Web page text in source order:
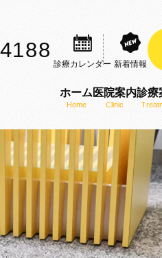
診療カレンダー 新着情報
ホーム
Home
医院案内
Clinic
KAZ矯正歯科の特徴
口腔内スキャナー（iTero）
診療
置のご紹介
イゲーションブラケット装置（デイモ
メイド型リンガルブラケット矯正装
ース型矯正装置（インビザライン）